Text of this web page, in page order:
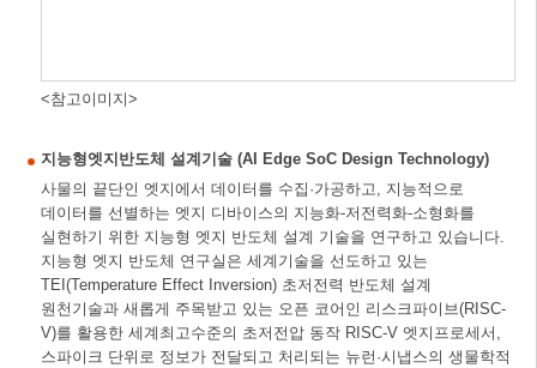
<참고이미지>
지능형엣지반도체 설계기술 (AI Edge SoC Design Technology)
사물의 끝단인 엣지에서 데이터를 수집·가공하고, 지능적으로
데이터를 선별하는 엣지 디바이스의 지능화-저전력화-소형화를
실현하기 위한 지능형 엣지 반도체 설계 기술을 연구하고 있습니다.
지능형 엣지 반도체 연구실은 세계기술을 선도하고 있는
TEI(Temperature Effect Inversion) 초저전력 반도체 설계
원천기술과 새롭게 주목받고 있는 오픈 코어인 리스크파이브(RISC-
V)를 활용한 세계최고수준의 초저전압 동작 RISC-V 엣지프로세서,
스파이크 단위로 정보가 전달되고 처리되는 뉴런·시냅스의 생물학적